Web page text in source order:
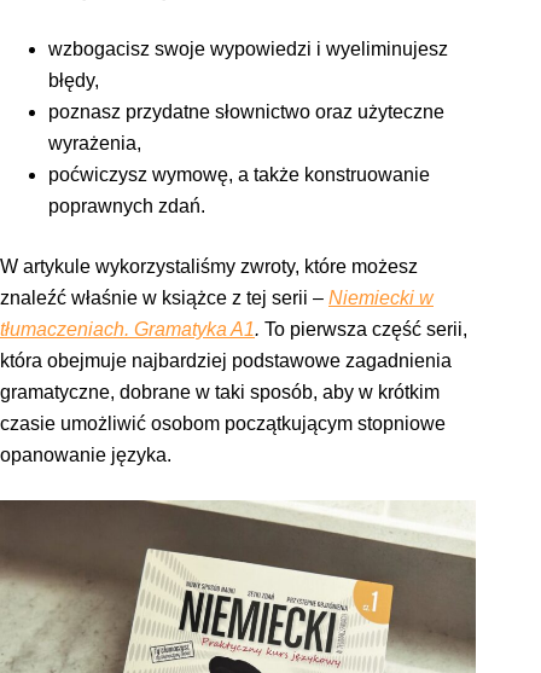
wzbogacisz swoje wypowiedzi i wyeliminujesz
błędy,
poznasz przydatne słownictwo oraz użyteczne
wyrażenia,
poćwiczysz wymowę, a także konstruowanie
poprawnych zdań.
W artykule wykorzystaliśmy zwroty, które możesz
znaleźć właśnie w książce z tej serii – Niemiecki w
tłumaczeniach. Gramatyka A1. To pierwsza część serii,
która obejmuje najbardziej podstawowe zagadnienia
gramatyczne, dobrane w taki sposób, aby w krótkim
czasie umożliwić osobom początkującym stopniowe
opanowanie języka.